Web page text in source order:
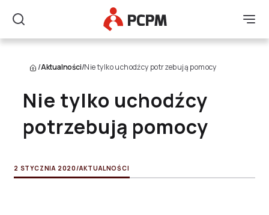
Szukaj
Główne Logo
/Aktualności/Nie tylko uchodźcy potrzebują pomocy
Nie tylko uchodźcy
potrzebują pomocy
2 STYCZNIA 2020 /AKTUALNOŚCI